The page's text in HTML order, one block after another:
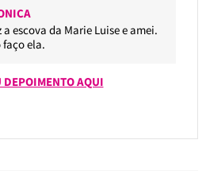
a escova da Marie Luise e amei.
faço ela.
DEPOIMENTO AQUI